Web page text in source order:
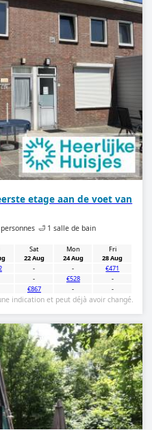
etage aan de voet van
personnes 🛁 1 salle de bain
Sat
22 Aug
Mon
24 Aug
Fri
28 Aug
- -
€471
- €528
-
€867 - -
indication et peut déjà avoir changé.